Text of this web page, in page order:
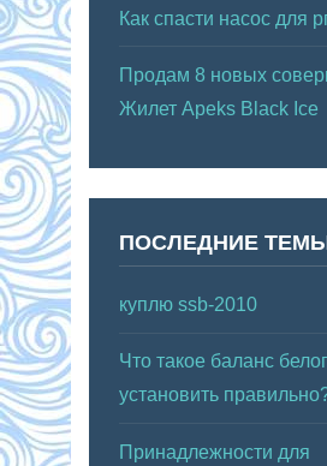
Как спасти насос для
Продам 8 новых
Жилет Apeks Black Ice
ПОСЛЕДНИЕ
куплю ssb-2010
Что такое баланс
установить
Принадлежности для